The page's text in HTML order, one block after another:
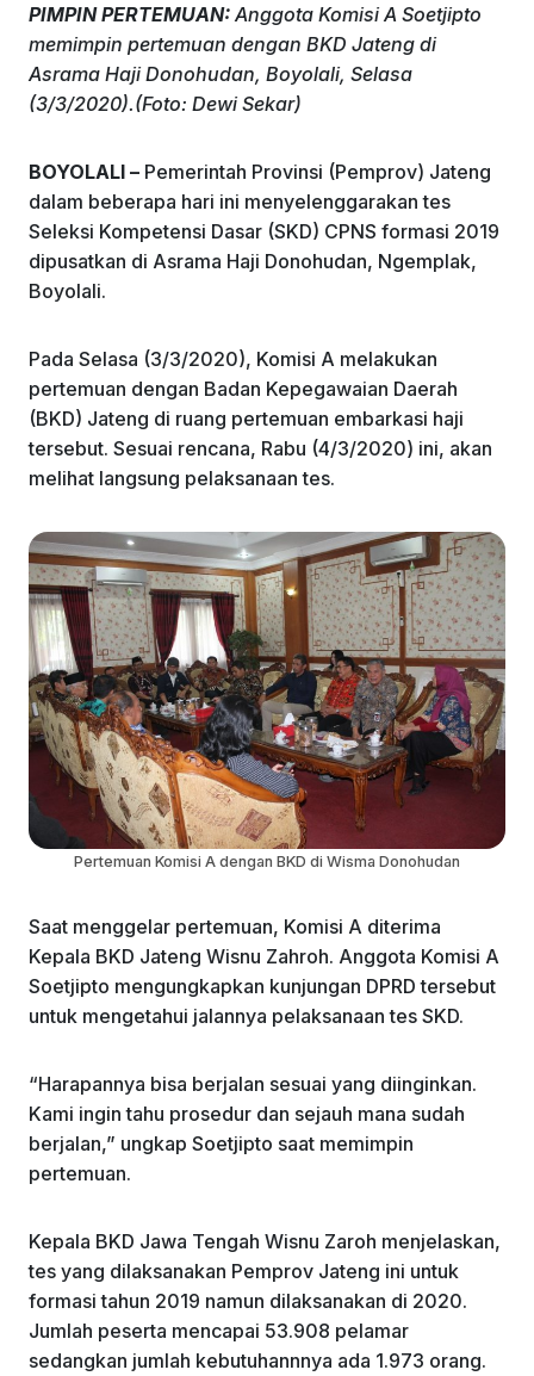
c
e
b
o
k
k
e
dI
at
s
A
p
e
gr
a
ai
l
ar
e
PIMPIN PERTEMUAN: Anggota Komisi A Soetjipto
memimpin pertemuan dengan BKD Jateng di
Asrama Haji Donohudan, Boyolali, Selasa
(3/3/2020).(Foto: Dewi Sekar)
BOYOLALI – Pemerintah Provinsi (Pemprov) Jateng
dalam beberapa hari ini menyelenggarakan tes
Seleksi Kompetensi Dasar (SKD) CPNS formasi 2019
dipusatkan di Asrama Haji Donohudan, Ngemplak,
Boyolali.
Pada Selasa (3/3/2020), Komisi A melakukan
pertemuan dengan Badan Kepegawaian Daerah
(BKD) Jateng di ruang pertemuan embarkasi haji
tersebut. Sesuai rencana, Rabu (4/3/2020) ini, akan
melihat langsung pelaksanaan tes.
Pertemuan Komisi A dengan BKD di Wisma Donohudan
Saat menggelar pertemuan, Komisi A diterima
Kepala BKD Jateng Wisnu Zahroh. Anggota Komisi A
Soetjipto mengungkapkan kunjungan DPRD tersebut
untuk mengetahui jalannya pelaksanaan tes SKD.
“Harapannya bisa berjalan sesuai yang diinginkan.
Kami ingin tahu prosedur dan sejauh mana sudah
berjalan,” ungkap Soetjipto saat memimpin
pertemuan.
Kepala BKD Jawa Tengah Wisnu Zaroh menjelaskan,
tes yang dilaksanakan Pemprov Jateng ini untuk
formasi tahun 2019 namun dilaksanakan di 2020.
Jumlah peserta mencapai 53.908 pelamar
sedangkan jumlah kebutuhannnya ada 1.973 orang.